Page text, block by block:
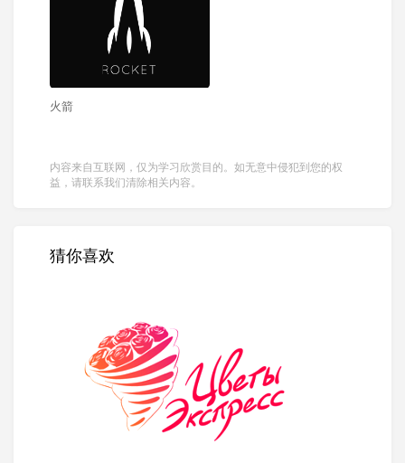
火箭
内容来自互联网，仅为学习欣赏目的。如无意中侵犯到您的权
益，请联系我们清除相关内容。
猜你喜欢